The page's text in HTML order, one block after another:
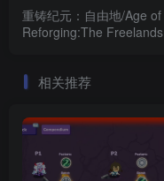
重铸纪元：自由地/Age of
Reforging:The Freelands
相关推荐